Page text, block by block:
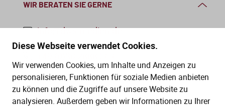
Diese Webseite verwendet Cookies.
Wir verwenden Cookies, um Inhalte und Anzeigen zu
personalisieren, Funktionen für soziale Medien anbieten
zu können und die Zugriffe auf unsere Website zu
analysieren. Außerdem geben wir Informationen zu Ihrer
WIR BERATEN SIE GERNE
info@dws-medien.de
Mo.–Do. 08:00–16:00 Uhr
Fr. 08:00–13:30 Uhr